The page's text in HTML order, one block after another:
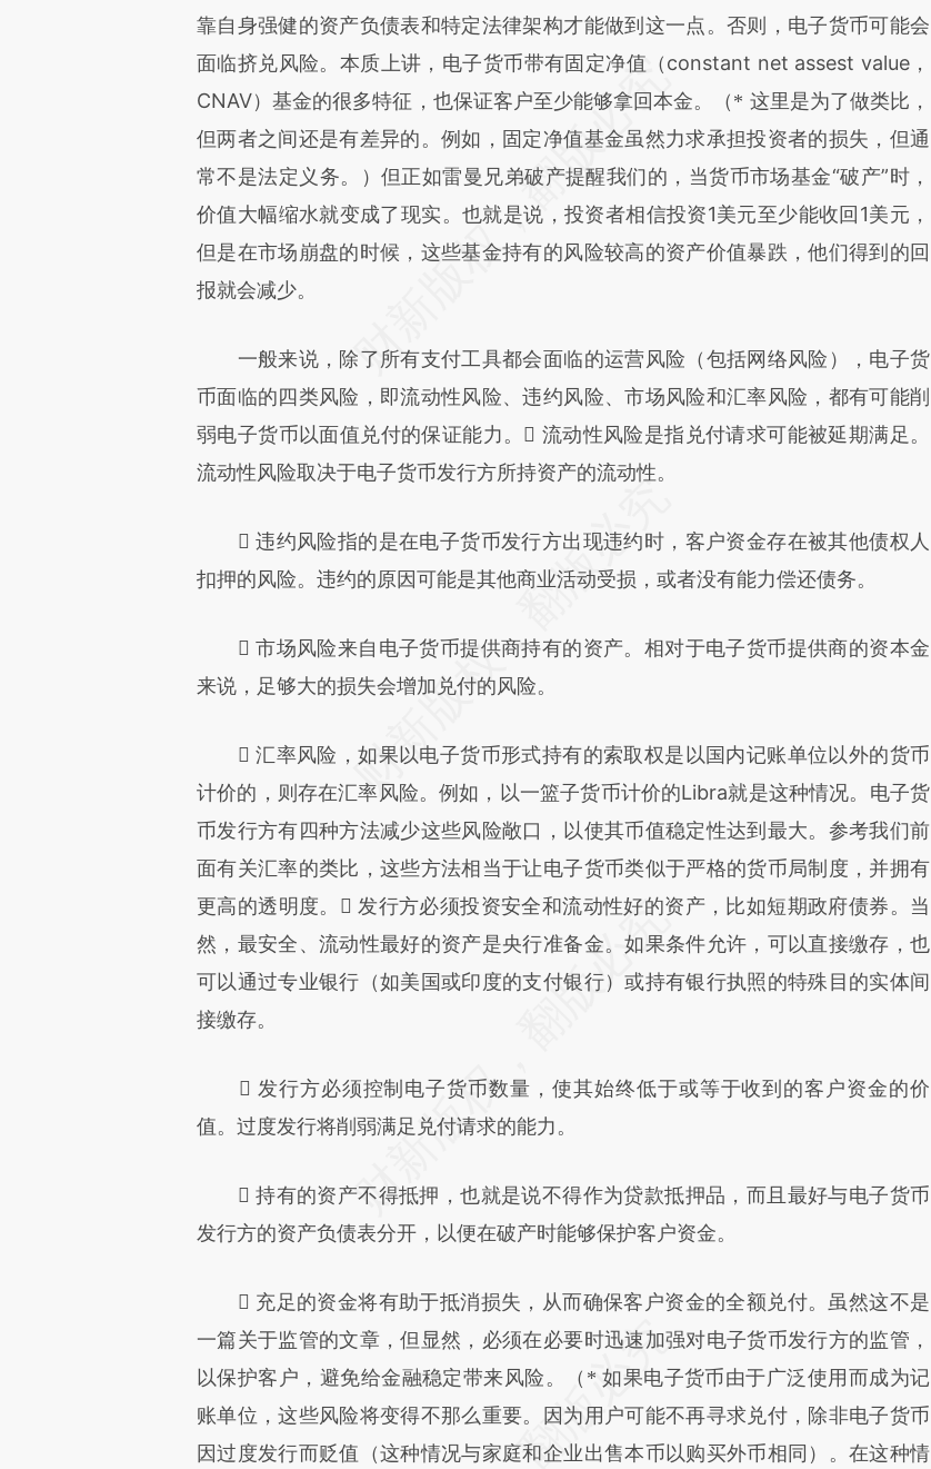
靠自身强健的资产负债表和特定法律架构才能做到这一点。否则，电子货币可能会
面临挤兑风险。本质上讲，电子货币带有固定净值（constant net assest value，
CNAV）基金的很多特征，也保证客户至少能够拿回本金。
（* 这里是为了做类比，
但两者之间还是有差异的。例如，固定净值基金虽然力求承担投资者的损失，但通
常不是法定义务。） 但正如雷曼兄弟破产提醒我们的，当货币市场基金“破产”时，
价值大幅缩水就变成了现实。也就是说，投资者相信投资1美元至少能收回1美元，
但是在市场崩盘的时候，这些基金持有的风险较高的资产价值暴跌，他们得到的回
报就会减少。
一般来说，除了所有支付工具都会面临的运营风险（包括网络风险），电子货
币面临的四类风险，即流动性风险、违约风险、市场风险和汇率风险，都有可能削
弱电子货币以面值兑付的保证能力。 流动性风险是指兑付请求可能被延期满足。
流动性风险取决于电子货币发行方所持资产的流动性。
 违约风险指的是在电子货币发行方出现违约时，客户资金存在被其他债权人
扣押的风险。违约的原因可能是其他商业活动受损，或者没有能力偿还债务。
 市场风险来自电子货币提供商持有的资产。相对于电子货币提供商的资本金
来说，足够大的损失会增加兑付的风险。
 汇率风险，如果以电子货币形式持有的索取权是以国内记账单位以外的货币
计价的，则存在汇率风险。例如，以一篮子货币计价的Libra就是这种情况。电子货
币发行方有四种方法减少这些风险敞口，以使其币值稳定性达到最大。参考我们前
面有关汇率的类比，这些方法相当于让电子货币类似于严格的货币局制度，并拥有
更高的透明度。 发行方必须投资安全和流动性好的资产，比如短期政府债券。当
然，最安全、流动性最好的资产是央行准备金。如果条件允许，可以直接缴存，也
可以通过专业银行（如美国或印度的支付银行）或持有银行执照的特殊目的实体间
接缴存。
 发行方必须控制电子货币数量，使其始终低于或等于收到的客户资金的价
值。过度发行将削弱满足兑付请求的能力。
 持有的资产不得抵押，也就是说不得作为贷款抵押品，而且最好与电子货币
发行方的资产负债表分开，以便在破产时能够保护客户资金。
 充足的资金将有助于抵消损失，从而确保客户资金的全额兑付。虽然这不是
一篇关于监管的文章，但显然，必须在必要时迅速加强对电子货币发行方的监管，
以保护客户，避免给金融稳定带来风险。
（* 如果电子货币由于广泛使用而成为记
账单位，这些风险将变得不那么重要。因为用户可能不再寻求兑付，除非电子货币
因过度发行而贬值（这种情况与家庭和企业出售本币以购买外币相同）。在这种情